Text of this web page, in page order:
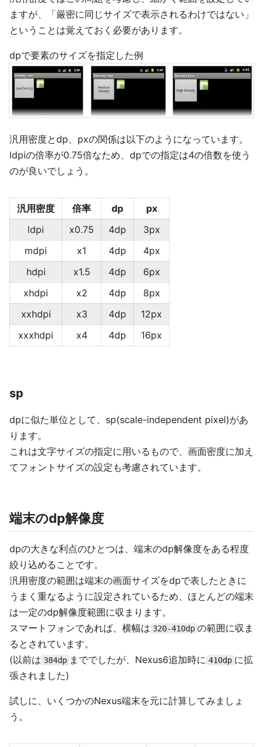
ますが、「厳密に同じサイズで表示されるわけではない」
ということは覚えておく必要があります。
dpで要素のサイズを指定した例
汎用密度とdp、pxの関係は以下のようになっています。
ldpiの倍率が0.75倍なため、dpでの指定は4の倍数を使う
のが良いでしょう。
汎用密度 倍率 dp
px
ldpi
x0.75 4dp
3px
mdpi
x1 4dp
4px
hdpi
x1.5 4dp
6px
xhdpi
x2 4dp
8px
xxhdpi
x3 4dp
12px
xxxhdpi
x4 4dp 16px
sp
dpに似た単位として、sp(scale-independent pixel)があ
ります。
これは文字サイズの指定に用いるもので、画面密度に加え
てフォントサイズの設定も考慮されています。
端末のdp解像度
dpの大きな利点のひとつは、端末のdp解像度をある程度
絞り込めることです。
汎用密度の範囲は端末の画面サイズをdpで表したときに
うまく重なるように設定されているため、ほとんどの端末
は一定のdp解像度範囲に収まります。
スマートフォンであれば、横幅は 320-410dp の範囲に収ま
るとされています。
(以前は 384dp まででしたが、Nexus6追加時に 410dp に拡
張されました)
試しに、いくつかのNexus端末を元に計算してみましょ
う。